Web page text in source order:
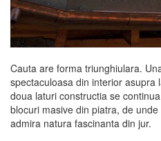
Cauta are forma triunghiulara.
spectaculoasa din interior asupra
doua laturi constructia se
blocuri masive din piatra, de
admira natura fascinanta din jur.